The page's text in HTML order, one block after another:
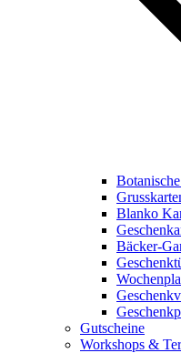
Blanko
Bäcker-
Gutscheine
Workshops &